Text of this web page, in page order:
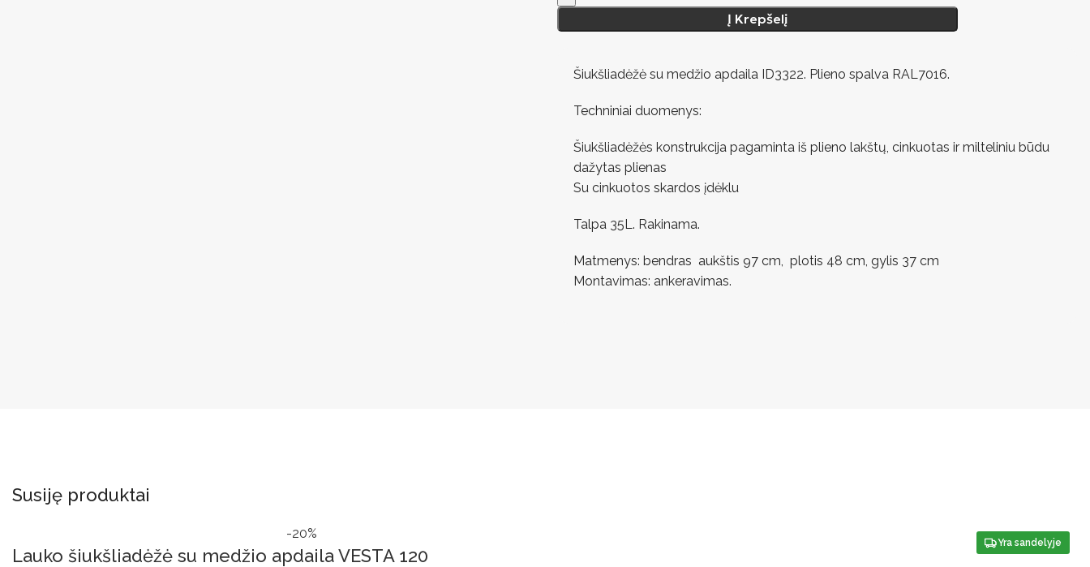
Į Krepšelį
Šiukšliadėžė su medžio apdaila ID3322. Plieno spalva RAL7016.
Techniniai duomenys:
Šiukšliadėžės konstrukcija pagaminta iš plieno lakštų, cinkuotas ir milteliniu būdu
dažytas plienas
Su cinkuotos skardos įdėklu
Talpa 35L. Rakinama.
Matmenys: bendras aukštis 97 cm, plotis 48 cm, gylis 37 cm
Montavimas: ankeravimas.
Susiję produktai
-20%
Yra sandelyje
Lauko šiukšliadėžė su medžio apdaila VESTA 120